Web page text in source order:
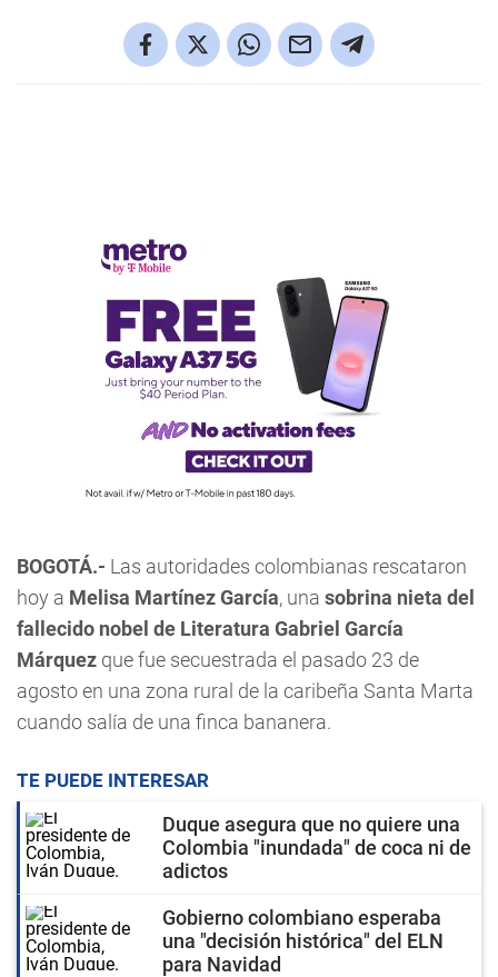
BOGOTÁ.- Las autoridades colombianas rescataron
hoy a Melisa Martínez García, una sobrina nieta del
fallecido nobel de Literatura Gabriel García
Márquez que fue secuestrada el pasado 23 de
agosto en una zona rural de la caribeña Santa Marta
cuando salía de una finca bananera.
TE PUEDE INTERESAR
Duque asegura que no quiere una
Colombia "inundada" de coca ni de
adictos
Gobierno colombiano esperaba
una "decisión histórica" del ELN
para Navidad